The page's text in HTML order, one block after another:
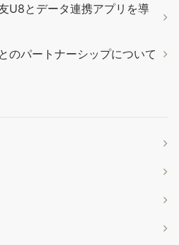
U8とデータ連携アプリを導
のパートナーシップについて